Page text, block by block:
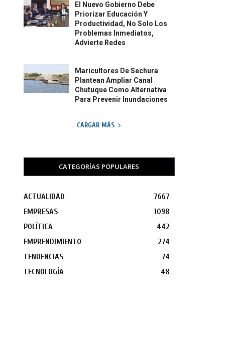
El Nuevo Gobierno Debe
Priorizar Educación Y
Productividad, No Solo Los
Problemas Inmediatos,
Advierte Redes
Maricultores De Sechura
Plantean Ampliar Canal
Chutuque Como Alternativa
Para Prevenir Inundaciones
CARGAR MÁS
CATEGORÍAS POPULARES
ACTUALIDAD
7667
EMPRESAS
1098
POLÍTICA
442
EMPRENDIMIENTO
274
TENDENCIAS
74
TECNOLOGÍA
48